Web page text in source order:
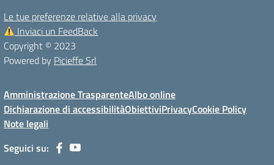
Le tue preferenze relative alla privacy
Inviaci un FeedBack
Copyright © 2023
Powered by Picieffe Srl
Amministrazione TrasparenteAlbo online
Dichiarazione di accessibilitàObiettiviPrivacyCookie Policy
Note legali
Seguici su: